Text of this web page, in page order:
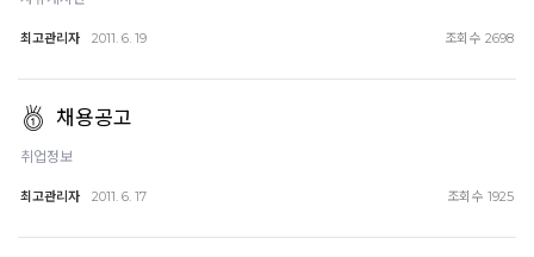
최고관리자 2011. 6. 19 조회수 2698
채용공고
취업정보
최고관리자 2011. 6. 17 조회수 1925